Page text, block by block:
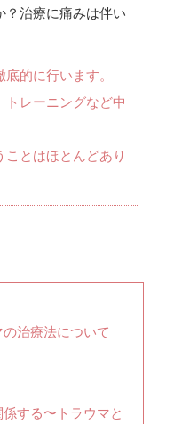
？治療に痛みは伴い
的に行います。
トレーニングなど中
とはほとんどあり
治療法について
する〜トラウマと